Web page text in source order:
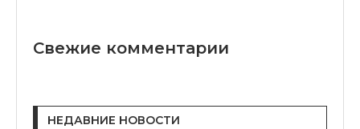
Свежие комментарии
НЕДАВНИЕ НОВОСТИ